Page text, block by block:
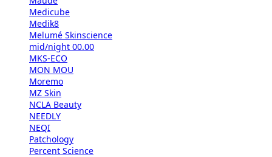
Medicube
Medik8
Melumé Skinscience
mid/night 00.00
MKS-ECO
MON MOU
Moremo
MZ Skin
NCLA Beauty
NEEDLY
NEQI
Patchology
Percent Science